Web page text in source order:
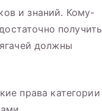
и знаний. Кому-
получить
должны
права категории